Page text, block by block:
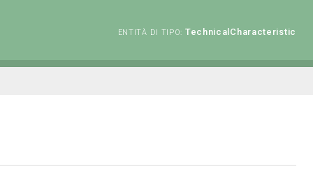
ENTITÀ DI TIPO: TechnicalCharacteristic